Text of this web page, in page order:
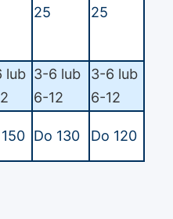
25 25
lub 3-6 lub
6-12
3-6 lub
6-12
Do 130 Do 120